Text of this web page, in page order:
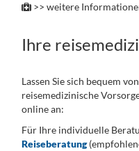
>> weitere
Ihre
Lassen Sie sich bequem
reisemedizinische
online an:
Für Ihre individuelle
Reiseberatung